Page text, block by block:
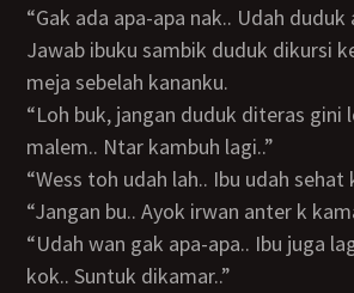
“Gak ada apa-apa nak.. Udah duduk
Jawab ibuku sambik duduk dikursi kecil diseberang
meja sebelah kananku.
“Loh buk, jangan duduk diteras gini loh malem-
malem.. Ntar kambuh lagi..”
“Wess toh udah lah.. Ibu udah sehat
“Jangan bu.. Ayok irwan anter k
“Udah wan gak apa-apa.. Ibu juga lagi pengen disini
kok.. Suntuk dikamar..”